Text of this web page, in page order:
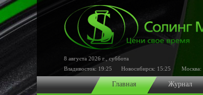
8 августа 2026 г.
суббота
Владивосток: 19:25 Новосибирск: 15:25 Москва:
Главная Журнал